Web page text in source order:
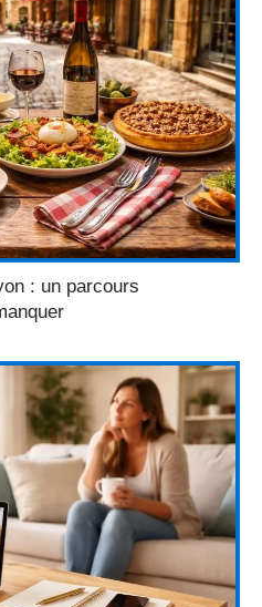
: un parcours